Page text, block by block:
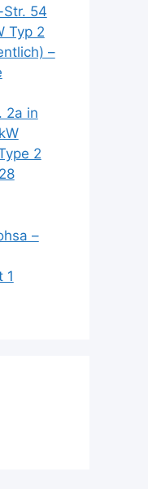
54
Typ 2
–
2a in
2
–
1